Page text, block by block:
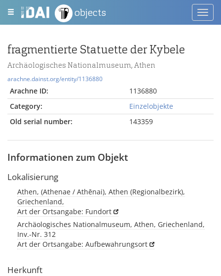
objects
fragmentierte Statuette der Kybele
Archäologisches Nationalmuseum, Athen
arachne.dainst.org/entity/1136880
Arachne ID:
1136880
Category:
Einzelobjekte
Old serial number:
143359
Informationen zum Objekt
Lokalisierung
Athen, (Athenae / Athēnai), Athen (Regionalbezirk),
Griechenland,
Art der Ortsangabe: Fundort
Archäologisches Nationalmuseum, Athen, Griechenland,
Inv.-Nr. 312
Art der Ortsangabe: Aufbewahrungsort
Herkunft